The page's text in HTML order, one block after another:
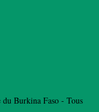
Burkina Faso - Tous